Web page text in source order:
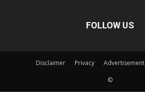
FOLLOW US
Disclaimer Privacy Advertisement
©